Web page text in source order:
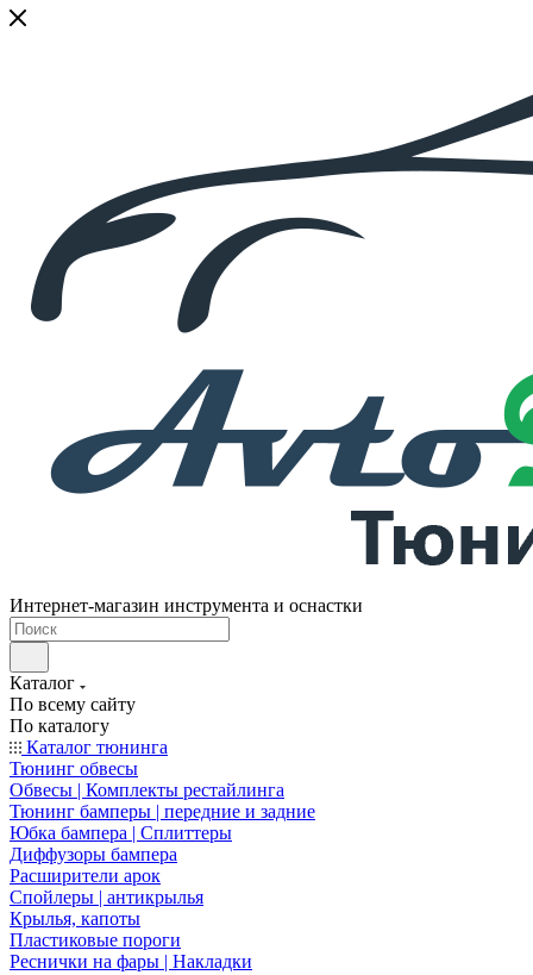
Интернет-магазин инструмента и оснастки
Каталог
По всему сайту
По каталогу
Каталог тюнинга
Тюнинг обвесы
Обвесы | Комплекты рестайлинга
Тюнинг бамперы | передние и задние
Юбка бампера | Сплиттеры
Диффузоры бампера
Расширители арок
Спойлеры | антикрылья
Крылья, капоты
Пластиковые пороги
Реснички на фары | Накладки